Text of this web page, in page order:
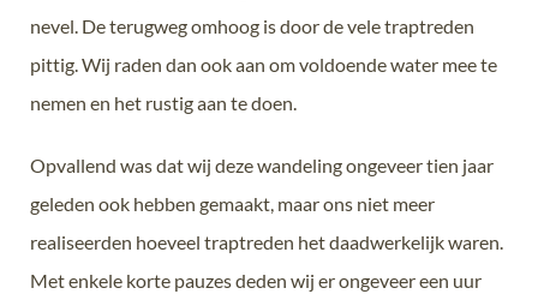
nevel. De terugweg omhoog is door de vele traptreden
pittig. Wij raden dan ook aan om voldoende water mee te
nemen en het rustig aan te doen.
Opvallend was dat wij deze wandeling ongeveer tien jaar
geleden ook hebben gemaakt, maar ons niet meer
realiseerden hoeveel traptreden het daadwerkelijk waren.
Met enkele korte pauzes deden wij er ongeveer een uur